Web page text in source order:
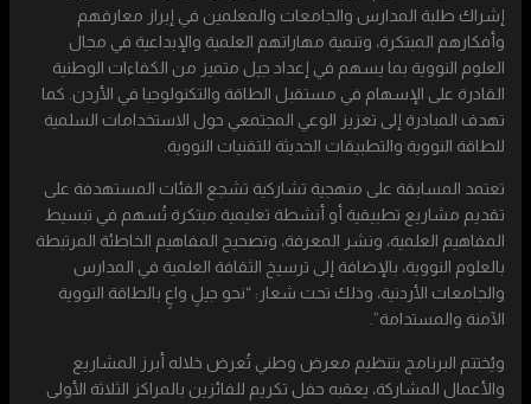
إشراك طلبة المدارس والجامعات والمعلمين في إبراز معارفهم
وأفكارهم المبتكرة، وتنمية مهاراتهم العلمية والإبداعية في مجال
العلوم النووية بما يسهم في إعداد جيل متميز من الكفاءات الوطنية
القادرة على الإسهام في مستقبل الطاقة والتكنولوجيا في الأردن. كما
تهدف المبادرة إلى تعزيز الوعي المجتمعي حول الاستخدامات السلمية
للطاقة النووية والتطبيقات الحديثة للتقنيات النووية.
تعتمد المسابقة على منهجية تشاركية تشجع الفئات المستهدفة على
تقديم مشاريع تطبيقية أو أنشطة تعليمية مبتكرة تُسهم في تبسيط
المفاهيم العلمية، ونشر المعرفة، وتصحيح المفاهيم الخاطئة المرتبطة
بالعلوم النووية، بالإضافة إلى ترسيخ الثقافة العلمية في المدارس
والجامعات الأردنية، وذلك تحت شعار: “نحو جيلٍ واعٍ بالطاقة النووية
الآمنة والمستدامة”.
ويُختتم البرنامج بتنظيم معرض وطني تُعرض خلاله أبرز المشاريع
والأعمال المشاركة، يعقبه حفل تكريم للفائزين بالمراكز الثلاثة الأولى